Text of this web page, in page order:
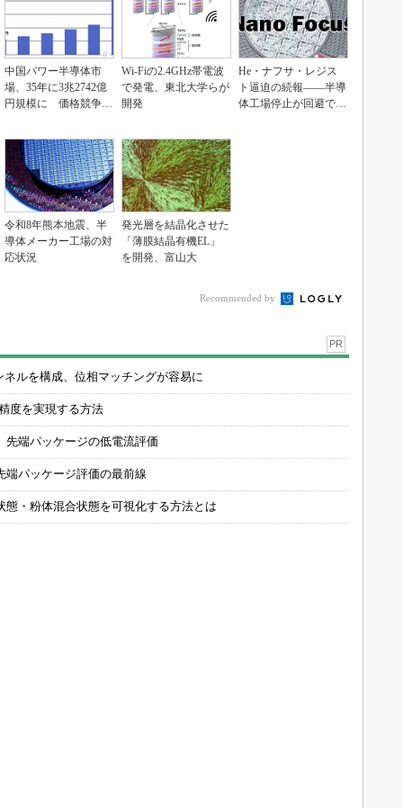
中国パワー半導体市
場、35年に3兆2742億
円規模に 価格競争さ
Wi-Fiの2.4GHz帯電波
で発電、東北大学らが
開発
He・ナフサ・レジス
ト逼迫の続報――半導
体工場停止が回避でき
令和8年熊本地震、半
導体メーカー工場の対
応状況
発光層を結晶化させた
「薄膜結晶有機EL」
を開発、富山大
Recommended by
PR
ルを構成、位相マッチングが容易に
度を実現する方法
端パッケージの低電流評価
パッケージ評価の最前線
・粉体混合状態を可視化する方法とは